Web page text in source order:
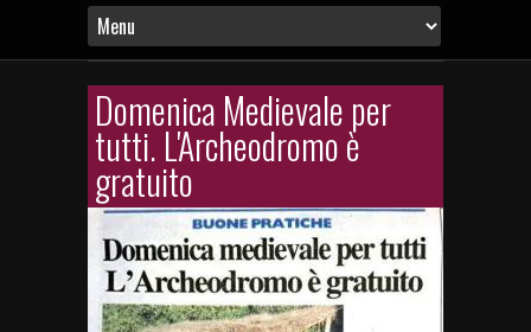
Domenica Medievale per
tutti. L'Archeodromo è
gratuito